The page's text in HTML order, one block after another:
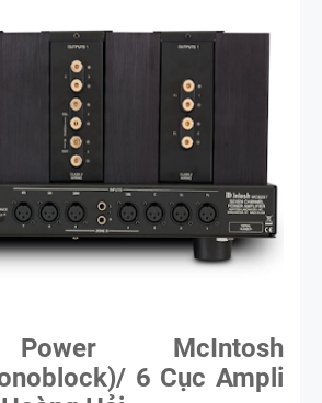
McIntosh
6 Cục Ampli